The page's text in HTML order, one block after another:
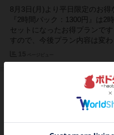
8月3日(月)より平日限定のお得
『2時間パック：1300円』は2
セットになったお得プランで
すので、今後プラン内容は変
2026年04月12日 16時
ゴールデンウィーク期